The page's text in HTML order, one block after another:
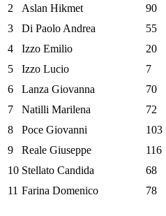
2
Aslan Hikmet 90
3
Di Paolo Andrea 55
4
Izzo Emilio 20
5
Izzo Lucio
7
6
Lanza Giovanna
70
7
Natilli Marilena
72
8
Poce Giovanni
103
9
Reale Giuseppe
116
10 Stellato Candida
68
11 Farina Domenico 78